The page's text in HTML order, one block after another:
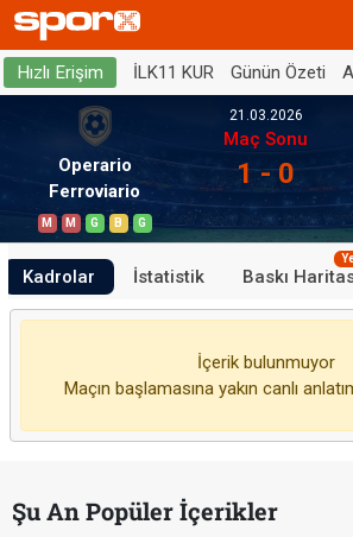
Hızlı Erişim İLK11 KUR Günün Özeti
Operario
Ferroviario
M M G B G
21.03.2026
Maç Sonu
1 - 0
Kadrolar İstatistik Baskı
İçerik bulunmuyor
Maçın başlamasına yakın canlı
Şu An Popüler İçerikler